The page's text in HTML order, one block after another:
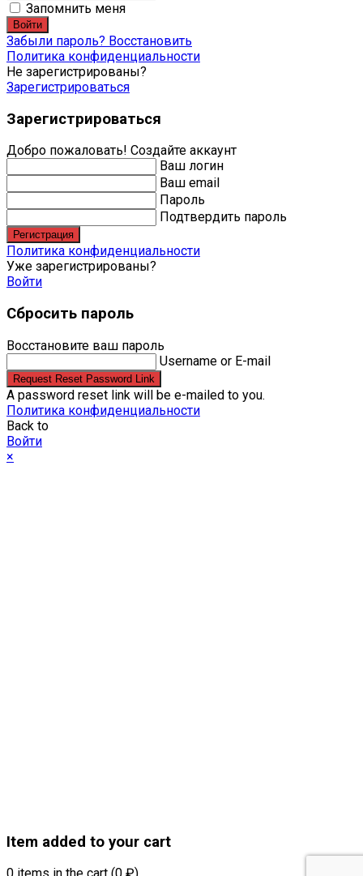
Запомнить меня
Войти
Забыли пароль? Восстановить
Политика конфиденциальности
Не зарегистрированы?
Зарегистрироваться
Зарегистрироваться
Добро пожаловать! Создайте аккаунт
Ваш логин
Ваш email
Пароль
Подтвердить пароль
Регистрация
Политика конфиденциальности
Уже зарегистрированы?
Войти
Сбросить пароль
Восстановите ваш пароль
Username or E-mail
Request Reset Password Link
A password reset link will be e-mailed to you.
Политика конфиденциальности
Back to
Войти
×
Item added to your cart